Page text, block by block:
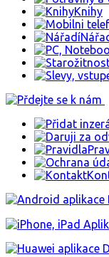
Knihy